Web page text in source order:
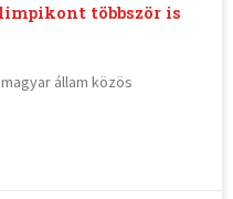
többször is
állam közös